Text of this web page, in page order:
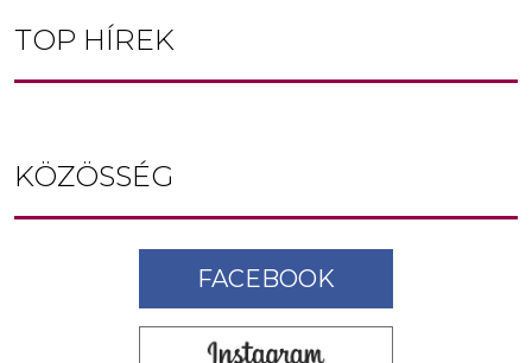
TOP HÍREK
KÖZÖSSÉG
FACEBOOK